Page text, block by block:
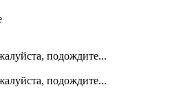
подождите...
подождите...